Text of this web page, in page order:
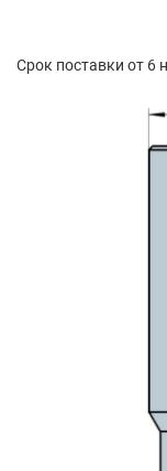
Срок поставки от 6